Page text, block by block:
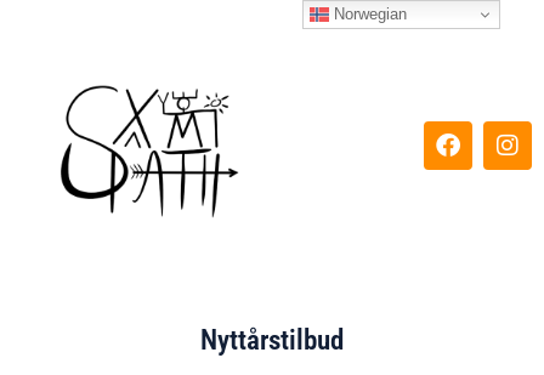
F
a
I
n
Nyttårstilbud
Norwegian